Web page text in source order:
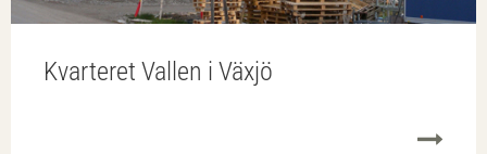
Kvarteret Vallen i Växjö